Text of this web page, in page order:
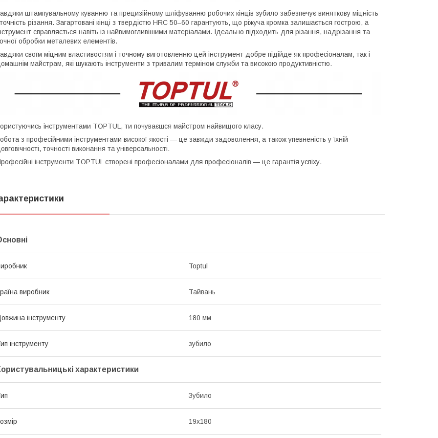
штампувальному куванню та прецизійному шліфуванню робочих кінців зубило забезпечує виняткову міцність
точність різання. Загартовані кінці з твердістю HRC 50–60 гарантують, що ріжуча кромка залишається гострою, а
справляється навіть із найвимогливішими матеріалами. Ідеально підходить для різання, надрізання та
обробки металевих елементів.
своїм міцним властивостям і точному виготовленню цей інструмент добре підійде як професіоналам, так і
майстрам, які шукають інструменти з тривалим терміном служби та високою продуктивністю.
інструментами TOPTUL, ти почуваєшся майстром найвищого класу.
з професійними інструментами високої якості — це завжди задоволення, а також упевненість у їхній
точності виконання та універсальності.
інструменти TOPTUL створені професіоналами для професіоналів — це гарантія успіху.
Toptul
виробник Тайвань
інструменту 180 мм
інструменту зубило
характеристики
Зубило
19х180